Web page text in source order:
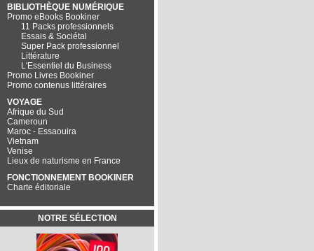
BIBLIOTHÈQUE NUMÉRIQUE
Promo eBooks Bookiner
11 Packs professionnels
Essais & Sociétal
Super Pack professionnel
Littérature
L'Essentiel du Business
Promo Livres Bookiner
Promo contenus littéraires
VOYAGE
Afrique du Sud
Cameroun
Maroc - Essaouira
Vietnam
Venise
Lieux de naturisme en France
FONCTIONNEMENT BOOKINER
Charte éditoriale
NOTRE SÉLECTION